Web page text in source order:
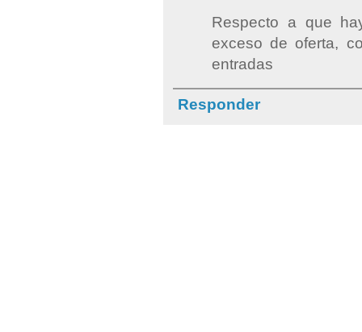
Respecto a que
exceso de oferta,
entradas
Responder